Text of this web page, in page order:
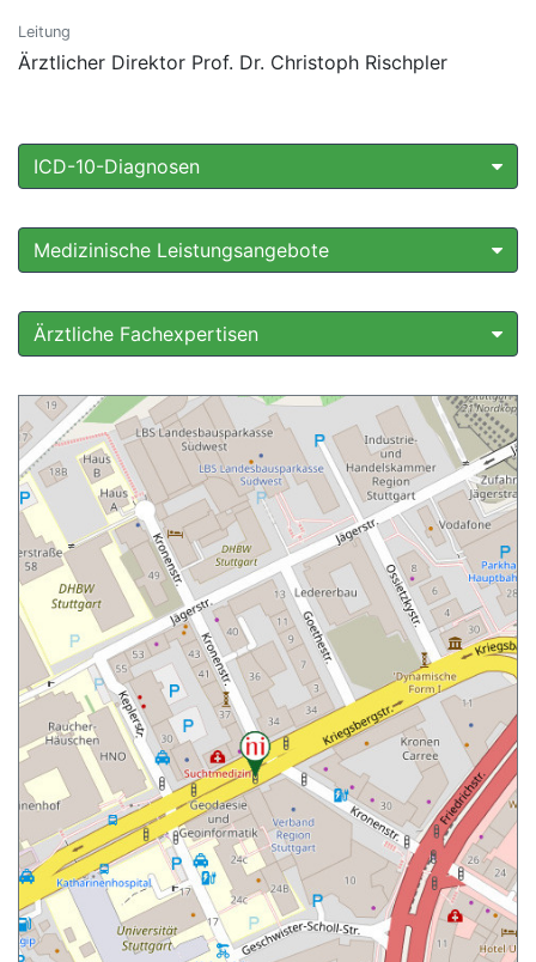
Leitung
Ärztlicher Direktor Prof. Dr. Christoph Rischpler
ICD-10-Diagnosen
Medizinische Leistungsangebote
Ärztliche Fachexpertisen